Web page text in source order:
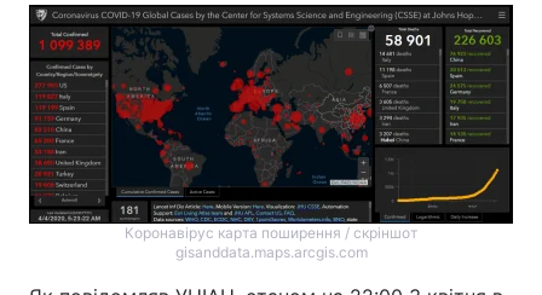
Коронавірус карта поширення / скріншот
gisanddata.maps.arcgis.com